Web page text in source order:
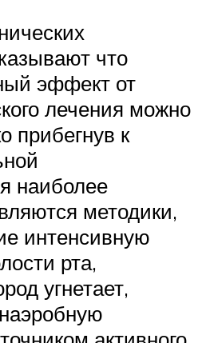
что
эффект от
лечения можно
прибегнув к
наиболее
методики,
интенсивную
рта,
угнетает,